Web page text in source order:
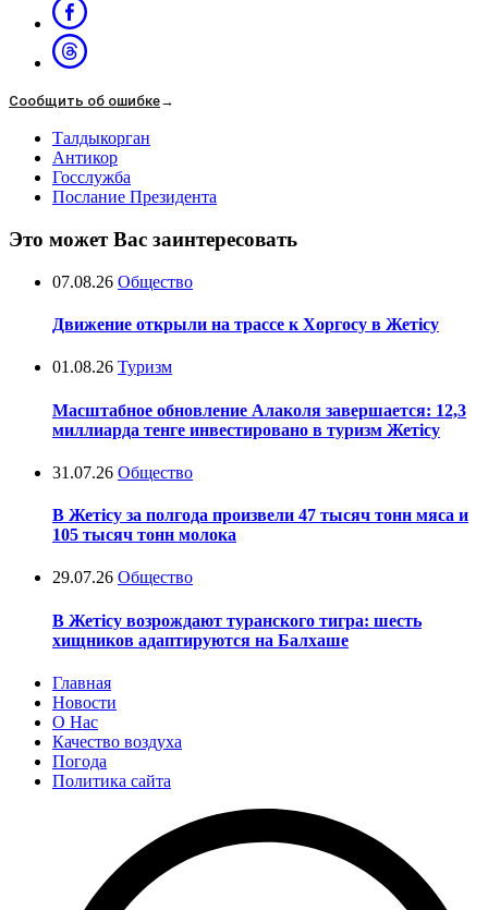
Сообщить об ошибке→
Талдыкорган
Антикор
Госслужба
Послание Президента
Это может Вас заинтересовать
07.08.26 Общество
Движение открыли на трассе к Хоргосу в Жетісу
01.08.26 Туризм
Масштабное обновление Алаколя завершается: 12,3
миллиарда тенге инвестировано в туризм Жетісу
31.07.26 Общество
В Жетісу за полгода произвели 47 тысяч тонн мяса и
105 тысяч тонн молока
29.07.26 Общество
В Жетісу возрождают туранского тигра: шесть
хищников адаптируются на Балхаше
Главная
Новости
О Нас
Качество воздуха
Погода
Политика сайта